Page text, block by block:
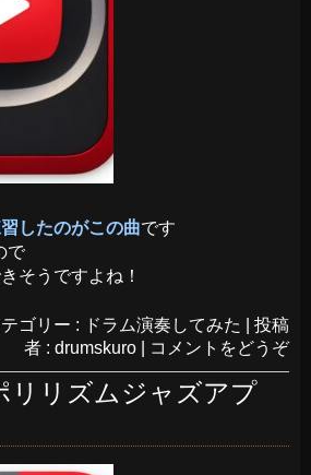
したのがこの曲です
で
そうですよね！
ゴリー : ドラム演奏してみた
投稿
者 : drumskuro
コメントをどうぞ
リリズムジャズアプ